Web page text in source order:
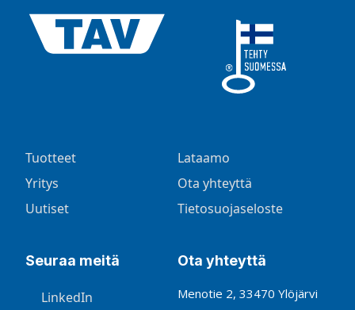
Tuotteet
Yritys
Uutiset
Lataamo
Ota yhteyttä
Tietosuojaseloste
Seuraa meitä
LinkedIn
Ota yhteyttä
Menotie 2, 33470 Ylöjärvi